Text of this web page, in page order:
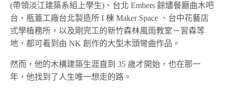
(帶領淡江建築系組上學生)、台北 Embers 餘燼餐廳曲木吧
台、瓶蓋工廠台北製造所 I 棟 Maker Space 、台中花藝店
弎學植務所，以及剛完工的新竹森林風雨教室－習森等
地，都可看到由 NK 創作的大型木頭彎曲作品。
然而，他的木構建築生涯直到 35 歲才開始，也在那一
年，他找到了人生唯一想走的路。